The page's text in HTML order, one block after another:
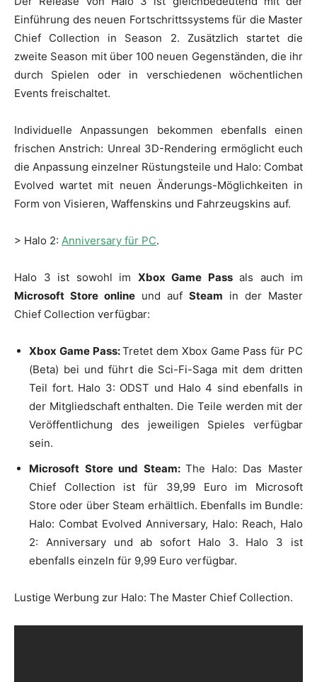
Einführung des neuen Fortschrittssystems für die Master
Chief Collection in Season 2. Zusätzlich startet die
zweite Season mit über 100 neuen Gegenständen, die ihr
durch Spielen oder in verschiedenen wöchentlichen
Events freischaltet.
Individuelle Anpassungen bekommen ebenfalls einen
frischen Anstrich: Unreal 3D-Rendering ermöglicht euch
die Anpassung einzelner Rüstungsteile und Halo: Combat
Evolved wartet mit neuen Änderungs-Möglichkeiten in
Form von Visieren, Waffenskins und Fahrzeugskins auf.
> Halo 2: Anniversary für PC.
Halo 3 ist sowohl im Xbox Game Passals auch im
Microsoft Store online und auf Steam in der Master
Chief Collection verfügbar:
Xbox Game Pass:Tretet dem Xbox Game Pass für PC
(Beta) bei und führt die Sci-Fi-Saga mit dem dritten
Teil fort. Halo 3: ODST und Halo 4 sind ebenfalls in
der Mitgliedschaft enthalten. Die Teile werden mit der
Veröffentlichung des jeweiligen Spieles verfügbar
sein.
Microsoft Store und Steam:The Halo: Das Master
Chief Collection ist für 39,99 Euro im Microsoft
Store oder über Steam erhältlich. Ebenfalls im Bundle:
Halo: Combat Evolved Anniversary, Halo: Reach, Halo
2: Anniversary und ab sofort Halo 3. Halo 3 ist
ebenfalls einzeln für 9,99 Euro verfügbar.
Lustige Werbung zur Halo: The Master Chief Collection.